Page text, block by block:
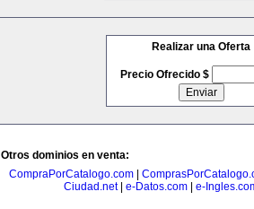
Realizar una Oferta
Precio Ofrecido $
Otros dominios en venta:
CompraPorCatalogo.com|
Ciudad.net| e-Datos.com e-